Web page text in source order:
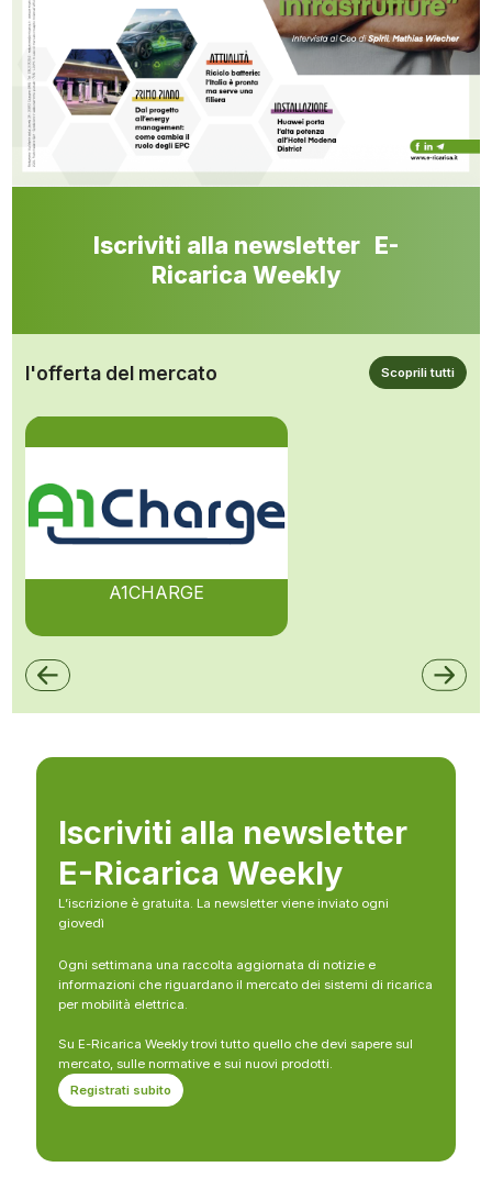
Iscriviti alla newsletter E-
Ricarica Weekly
l'offerta del mercato Scoprili tutti
A1CHARGE
Iscriviti alla newsletter
E-Ricarica Weekly
L’iscrizione è gratuita. La newsletter viene inviato ogni
giovedì
Ogni settimana una raccolta aggiornata di notizie e
informazioni che riguardano il mercato dei sistemi di ricarica
per mobilità elettrica.
Su E-Ricarica Weekly trovi tutto quello che devi sapere sul
mercato, sulle normative e sui nuovi prodotti.
Registrati subito